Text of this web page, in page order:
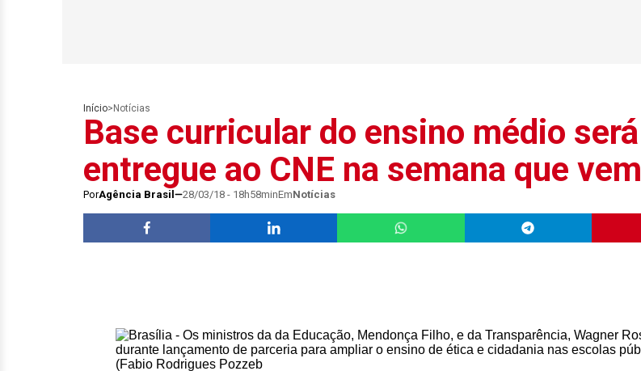
Início> Notícias
Base curricular do ensino médio será
entregue ao CNE na semana que vem
PorAgência Brasil 28/03/18 - 18h58minEmNotícias